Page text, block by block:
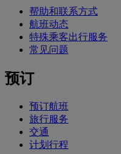
帮助和联系方式
航班动态
特殊乘客出行服务
常见问题
预订
预订航班
旅行服务
交通
计划行程